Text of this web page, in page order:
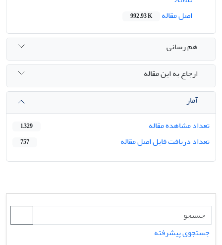
اصل مقاله
992.93 K
هم رسانی
ارجاع به این مقاله
آمار
تعداد مشاهده مقاله
1,329
تعداد دریافت فایل اصل مقاله 757
جستجوی پیشرفته